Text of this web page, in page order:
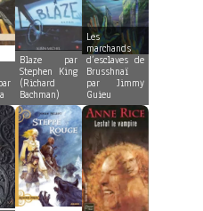
Blaze par
Stephen King
(Richard
Bachman)
Les
marchands
d’esclaves de
Brusshnaï
par Jimmy
Guieu